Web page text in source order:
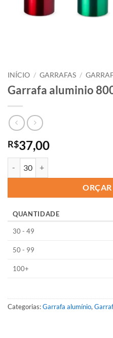
INÍCIO / GARRAFAS /
Garrafa aluminio
R$37,00
QUANTIDADE
30 - 49
50 - 99
100+
Categorias:Garrafa alumínio,